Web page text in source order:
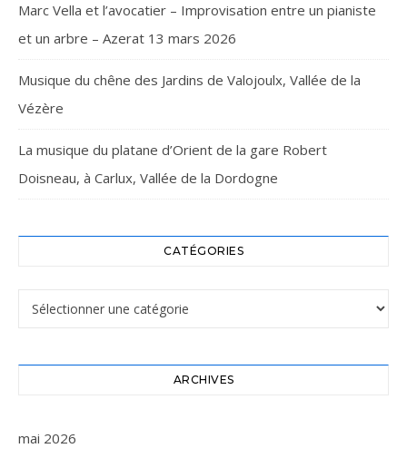
Marc Vella et l’avocatier – Improvisation entre un pianiste
et un arbre – Azerat 13 mars 2026
Musique du chêne des Jardins de Valojoulx, Vallée de la
Vézère
La musique du platane d’Orient de la gare Robert
Doisneau, à Carlux, Vallée de la Dordogne
CATÉGORIES
Catégories
ARCHIVES
mai 2026